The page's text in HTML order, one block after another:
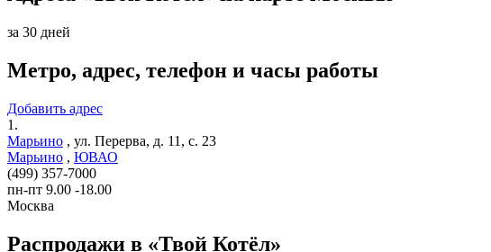
за 30 дней
Метро, адрес, телефон и часы работы
Добавить адрес
1.
Марьино , ул. Перерва, д. 11, с. 23
Марьино , ЮВАО
(499) 357-7000
пн-пт 9.00 -18.00
Москва
Распродажи в «Твой Котёл»